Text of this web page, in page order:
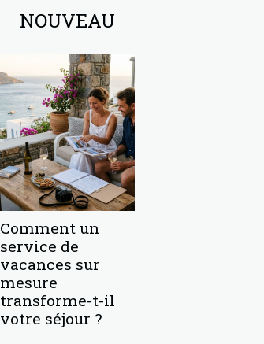
NOUVEAU
Comment un
service de
vacances sur
mesure
transforme-t-il
votre séjour ?